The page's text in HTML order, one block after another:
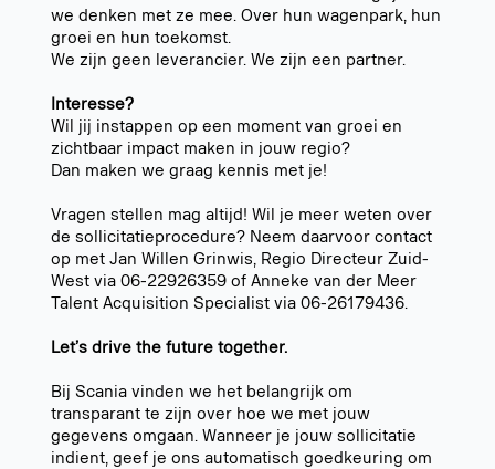
we denken met ze mee. Over hun wagenpark, hun
groei en hun toekomst.
We zijn geen leverancier. We zijn een partner.
Interesse?
Wil jij instappen op een moment van groei en
zichtbaar impact maken in jouw regio?
Dan maken we graag kennis met je!
Vragen stellen mag altijd! Wil je meer weten over
de sollicitatieprocedure? Neem daarvoor contact
op met Jan Willen Grinwis, Regio Directeur Zuid-
West via 06-22926359 of Anneke van der Meer
Talent Acquisition Specialist via 06-26179436.
Let’s drive the future together.
Bij Scania vinden we het belangrijk om
transparant te zijn over hoe we met jouw
gegevens omgaan. Wanneer je jouw sollicitatie
indient, geef je ons automatisch goedkeuring om